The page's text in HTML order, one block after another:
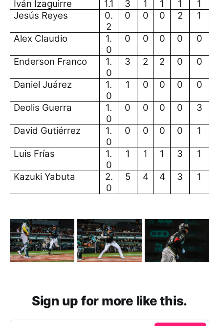
Iván Izaguirre 1.1 3 1 1 1
1
Jesús Reyes
0.
2
0 0 0 2 1
Alex Claudio
1.
0
0 0 0 0 0
Enderson Franco
1.
0
3 2 2 0 0
Daniel Juárez
1.
0
1 0 0 0 0
Deolis Guerra
1.
0
0 0 0 0 3
David Gutiérrez
1.
0
0 0 0 0 1
Luis Frías
1.
0
1 1 1 3 1
Kazuki Yabuta
2.
0
5 4 4 3 1
Sign up for more like this.